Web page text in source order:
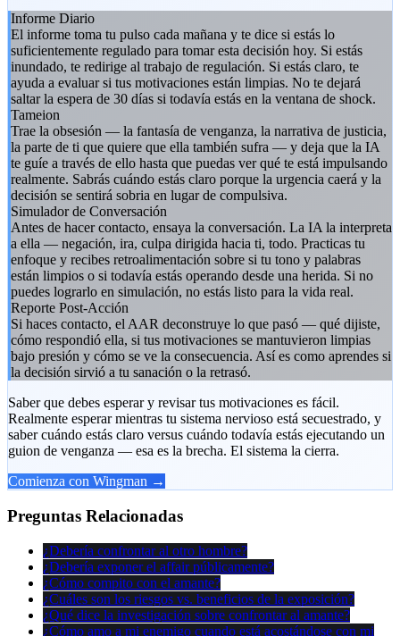
Informe Diario
El informe toma tu pulso cada mañana y te dice si estás lo
suficientemente regulado para tomar esta decisión hoy. Si estás
inundado, te redirige al trabajo de regulación. Si estás claro, te
ayuda a evaluar si tus motivaciones están limpias. No te dejará
saltar la espera de 30 días si todavía estás en la ventana de shock.
Tameion
Trae la obsesión — la fantasía de venganza, la narrativa de justicia,
la parte de ti que quiere que ella también sufra — y deja que la IA
te guíe a través de ello hasta que puedas ver qué te está impulsando
realmente. Sabrás cuándo estás claro porque la urgencia caerá y la
decisión se sentirá sobria en lugar de compulsiva.
Simulador de Conversación
Antes de hacer contacto, ensaya la conversación. La IA la interpreta
a ella — negación, ira, culpa dirigida hacia ti, todo. Practicas tu
enfoque y recibes retroalimentación sobre si tu tono y palabras
están limpios o si todavía estás operando desde una herida. Si no
puedes lograrlo en simulación, no estás listo para la vida real.
Reporte Post-Acción
Si haces contacto, el AAR deconstruye lo que pasó — qué dijiste,
cómo respondió ella, si tus motivaciones se mantuvieron limpias
bajo presión y cómo se ve la consecuencia. Así es como aprendes si
la decisión sirvió a tu sanación o la retrasó.
Saber que debes esperar y revisar tus motivaciones es fácil.
Realmente esperar mientras tu sistema nervioso está secuestrado, y
saber cuándo estás claro versus cuándo todavía estás ejecutando un
guion de venganza — esa es la brecha. El sistema la cierra.
Comienza con Wingman →
Preguntas Relacionadas
¿Debería confrontar al otro hombre?
¿Debería exponer el affair públicamente?
¿Cómo compito con el amante?
¿Cuáles son los riesgos vs. beneficios de la exposición?
¿Qué dice la investigación sobre confrontar al amante?
¿Cómo amo a mi enemigo cuando está acostándose con mi